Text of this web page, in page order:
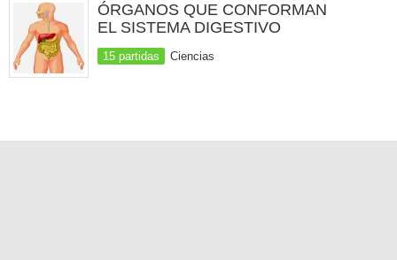
ÓRGANOS QUE CONFORMAN
EL SISTEMA DIGESTIVO
15 partidas Ciencias